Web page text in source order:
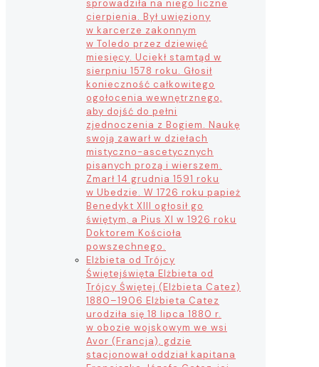
sprowadziła na niego liczne
cierpienia. Był uwięziony
w karcerze zakonnym
w Toledo przez dziewięć
miesięcy. Uciekł stamtąd w
sierpniu 1578 roku. Głosił
konieczność całkowitego
ogołocenia wewnętrznego,
aby dojść do pełni
zjednoczenia z Bogiem. Naukę
swoją zawarł w dziełach
mistyczno-ascetycznych
pisanych prozą i wierszem.
Zmarł 14 grudnia 1591 roku
w Ubedzie. W 1726 roku papież
Benedykt XIII ogłosił go
świętym, a Pius XI w 1926 roku
Doktorem Kościoła
powszechnego.
Elżbieta od Trójcy
Świętejświęta Elżbieta od
Trójcy Świętej (Elżbieta Catez)
1880–1906 Elżbieta Catez
urodziła się 18 lipca 1880 r.
w obozie wojskowym we wsi
Avor (Francja), gdzie
stacjonował oddział kapitana